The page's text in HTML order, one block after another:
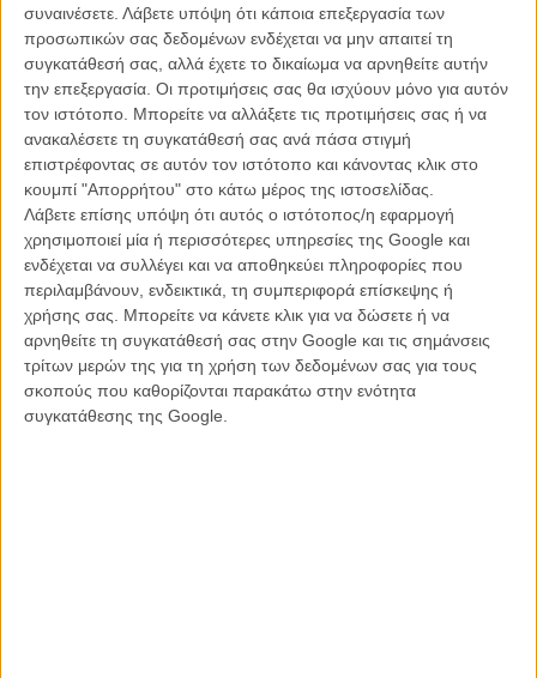
συναινέσετε. Λάβετε υπόψη ότι κάποια επεξεργασία των
προσωπικών σας δεδομένων ενδέχεται να μην απαιτεί τη
συγκατάθεσή σας, αλλά έχετε το δικαίωμα να αρνηθείτε αυτήν
την επεξεργασία. Οι προτιμήσεις σας θα ισχύουν μόνο για αυτόν
τον ιστότοπο. Μπορείτε να αλλάξετε τις προτιμήσεις σας ή να
ανακαλέσετε τη συγκατάθεσή σας ανά πάσα στιγμή
επιστρέφοντας σε αυτόν τον ιστότοπο και κάνοντας κλικ στο
κουμπί "Απορρήτου" στο κάτω μέρος της ιστοσελίδας.
Λάβετε επίσης υπόψη ότι αυτός ο ιστότοπος/η εφαρμογή
χρησιμοποιεί μία ή περισσότερες υπηρεσίες της Google και
ενδέχεται να συλλέγει και να αποθηκεύει πληροφορίες που
περιλαμβάνουν, ενδεικτικά, τη συμπεριφορά επίσκεψης ή
χρήσης σας. Μπορείτε να κάνετε κλικ για να δώσετε ή να
αρνηθείτε τη συγκατάθεσή σας στην Google και τις σημάνσεις
τρίτων μερών της για τη χρήση των δεδομένων σας για τους
σκοπούς που καθορίζονται παρακάτω στην ενότητα
συγκατάθεσης της Google.
Το 1970, με τον «Κομφορμίστα», συμμετείχε στο Φεστιβάλ
Βερολίνου, κέρδισε το David de Donatello Καλύτερης Ταινίας κι μαζί
την πρώτη του υποψηφιότητα για Οσκαρ. Δυο χρόνια αργότερα
σημάδεψε για πάντα την ιστορία του σινεμά με το «Τελευταίο Τανγκό
στο Παρίσι» που του έφερε δυο ακόμα οσκαρικές υποψηφιότητες.
Το 1976 γέμισε την οθόνη με τη δύναμη του Ρόμπερτ ντε Νίρο, του
Ζεράρ Ντεπαρντιέ και του Μπαρτ Λάνκαστερ στο «1900». Το 1987,
με τον «Τελευταίο Αυτοκράτορα», κέρδισε 9 Βραβεία Οσκαρ, 3
BAFTA, το Cesar Καλύτερης Ταινίας, 9 David de Donatello και το
Ειδικό Βραβείο της Επιτροπής στην πρώτη, τότε, Απονομή
Βραβείων της Ευρωπαϊκής Ακαδημίας Κινηματογράφου!
Ακολούθησαν επιτυχίες σαν το «Sheltering Sky» του 1990, ή το
«Dreamers» του 2003.
Το 2011 ο Μπερνάρντο Μπερτολούτσι ήταν ο πρώτος παραλήπτης
του Τιμητικού Χρυσού Φοίνικα του Φεστιβάλ Καννών. Φέτος, χωρίς
καν ένα διάλειμμα για ανάσα, συμμετείχε στο πρόγραμμα